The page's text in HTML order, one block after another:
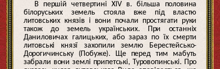
В першій четвертині XIV в. більша половина
білоруських земель стояла вже під властю
литовських князів і вони почали простягати руки
також до земель українських. При останніх
Даниловичах галицьких, або зараз по їх смерти
литовські князї захопили землю Берестейсько-
Дорогичинську (Побуже). Ще перед тим мабуть
забрали вони землі припетські, Туровопинські. Про